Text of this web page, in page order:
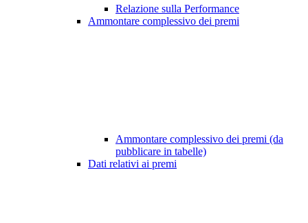
Relazione sulla Performance
Ammontare complessivo dei premi
Ammontare complessivo dei premi (da
pubblicare in tabelle)
Dati relativi ai premi